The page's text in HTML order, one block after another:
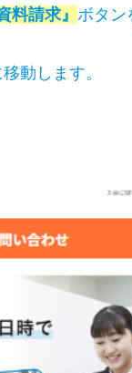
料請求』 ボタン
動します。